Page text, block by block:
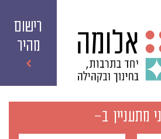
רישום
מהיר
מתעניין ב-